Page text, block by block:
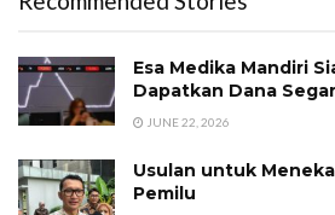
Esa Medika Mandiri
Dapatkan Dana
JUNE 22, 2026
Usulan untuk
Pemilu